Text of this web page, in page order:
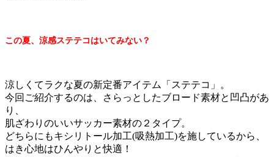
この夏、涼感ステテコはいてみない？
涼しくてラクな夏の新定番アイテム「ステテコ」。
今回ご紹介するのは、さらっとしたブロード素材と凹凸があ
り、
肌ざわりのいいサッカー素材の２タイプ。
どちらにもキシリトール加工(吸熱加工)を施しているから、
はき心地はひんやりと快適！